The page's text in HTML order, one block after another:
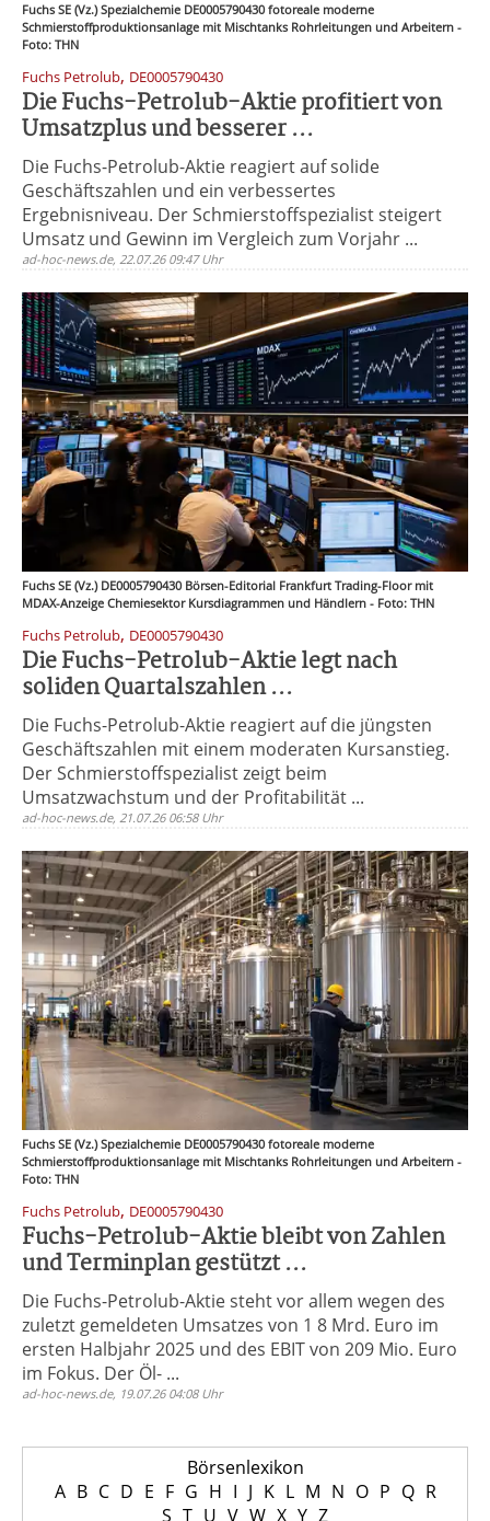
Fuchs SE (Vz.) Spezialchemie DE0005790430 fotoreale moderne
Schmierstoffproduktionsanlage mit Mischtanks Rohrleitungen und Arbeitern -
Foto: THN
Fuchs Petrolub, DE0005790430
Die Fuchs-Petrolub-Aktie profitiert von
Umsatzplus und besserer ...
Die Fuchs-Petrolub-Aktie reagiert auf solide
Geschäftszahlen und ein verbessertes
Ergebnisniveau. Der Schmierstoffspezialist steigert
Umsatz und Gewinn im Vergleich zum Vorjahr ...
ad-hoc-news.de, 22.07.26 09:47 Uhr
Fuchs SE (Vz.) DE0005790430 Börsen-Editorial Frankfurt Trading-Floor mit
MDAX-Anzeige Chemiesektor Kursdiagrammen und Händlern - Foto: THN
Fuchs Petrolub, DE0005790430
Die Fuchs-Petrolub-Aktie legt nach
soliden Quartalszahlen ...
Die Fuchs-Petrolub-Aktie reagiert auf die jüngsten
Geschäftszahlen mit einem moderaten Kursanstieg.
Der Schmierstoffspezialist zeigt beim
Umsatzwachstum und der Profitabilität ...
ad-hoc-news.de, 21.07.26 06:58 Uhr
Fuchs SE (Vz.) Spezialchemie DE0005790430 fotoreale moderne
Schmierstoffproduktionsanlage mit Mischtanks Rohrleitungen und Arbeitern -
Foto: THN
Fuchs Petrolub, DE0005790430
Fuchs-Petrolub-Aktie bleibt von Zahlen
und Terminplan gestützt ...
Die Fuchs-Petrolub-Aktie steht vor allem wegen des
zuletzt gemeldeten Umsatzes von 1 8 Mrd. Euro im
ersten Halbjahr 2025 und des EBIT von 209 Mio. Euro
im Fokus. Der Öl- ...
ad-hoc-news.de, 19.07.26 04:08 Uhr
Börsenlexikon
A B C D E F G H I J K L M N O P Q R
S T U V W X Y Z